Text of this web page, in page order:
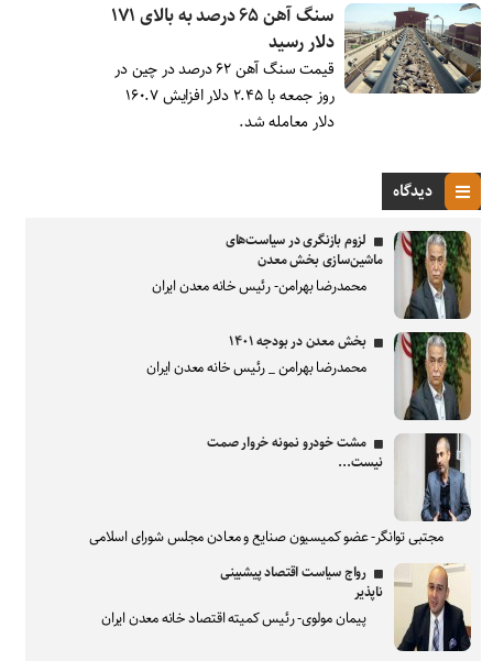
سنگ آهن ۶۵ درصد به بالای ۱۷۱
دلار رسید
قیمت سنگ آهن ۶۲ درصد در چین در
روز جمعه با ۲.۴۵ دلار افزایش ۱۶۰.۷
دلار معامله شد.
دیدگاه
لزوم بازنگری در سیاست‌های
ماشین‌سازی بخش معدن
محمدرضا بهرامن- رئیس خانه معدن ایران
بخش معدن در بودجه ۱۴۰۱
محمدرضا بهرامن _ رئیس خانه معدن ایران
مشت خودرو نمونه خروار صمت
نیست...
مجتبی توانگر- عضو کمیسیون صنایع و معادن مجلس شورای اسلامی
رواج سیاست اقتصاد پیشبینی
ناپذیر
پیمان مولوی- رئیس کمیته اقتصاد خانه معدن ایران